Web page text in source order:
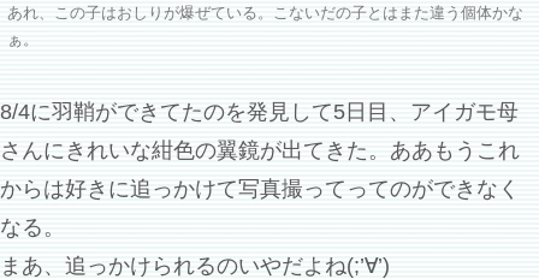
あれ、この子はおしりが爆ぜている。こないだの子とはまた違う個体かな
ぁ。
8/4に羽鞘ができてたのを発見して5日目、アイガモ母
さんにきれいな紺色の翼鏡が出てきた。ああもうこれ
からは好きに追っかけて写真撮ってってのができなく
なる。
まあ、追っかけられるのいやだよね(;’∀’)